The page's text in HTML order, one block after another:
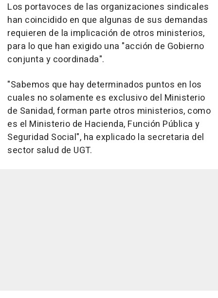
Los portavoces de las organizaciones sindicales
han coincidido en que algunas de sus demandas
requieren de la implicación de otros ministerios,
para lo que han exigido una "acción de Gobierno
conjunta y coordinada".
"Sabemos que hay determinados puntos en los
cuales no solamente es exclusivo del Ministerio
de Sanidad, forman parte otros ministerios, como
es el Ministerio de Hacienda, Función Pública y
Seguridad Social", ha explicado la secretaria del
sector salud de UGT.